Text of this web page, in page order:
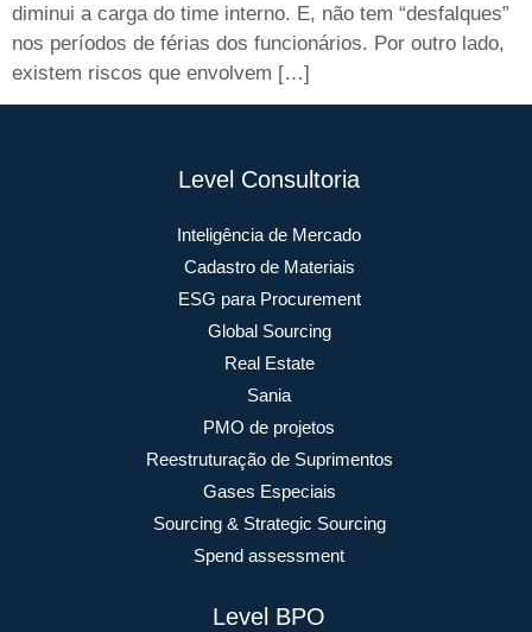
diminui a carga do time interno. E, não tem “desfalques”
nos períodos de férias dos funcionários. Por outro lado,
existem riscos que envolvem […]
Level Consultoria
Inteligência de Mercado
Cadastro de Materiais
ESG para Procurement
Global Sourcing
Real Estate
Sania
PMO de projetos
Reestruturação de Suprimentos
Gases Especiais
Sourcing & Strategic Sourcing
Spend assessment
Level BPO